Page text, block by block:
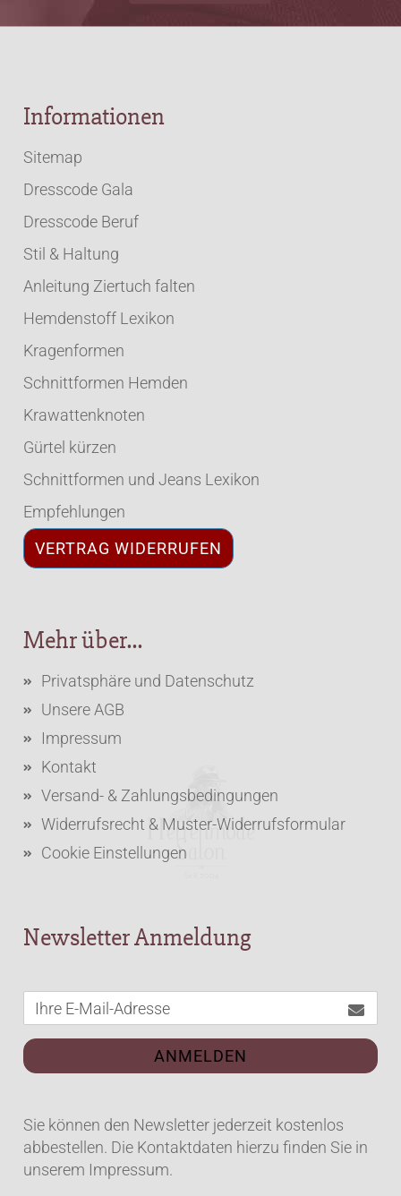
Informationen
Sitemap
Dresscode Gala
Dresscode Beruf
Stil & Haltung
Anleitung Ziertuch falten
Hemdenstoff Lexikon
Kragenformen
Schnittformen Hemden
Krawattenknoten
Gürtel kürzen
Schnittformen und Jeans Lexikon
Empfehlungen
VERTRAG WIDERRUFEN
Mehr über...
Privatsphäre und Datenschutz
Unsere AGB
Impressum
Kontakt
Versand- & Zahlungsbedingungen
Widerrufsrecht & Muster-Widerrufsformular
Cookie Einstellungen
Newsletter Anmeldung
ANMELDEN
Sie können den Newsletter jederzeit kostenlos
abbestellen. Die Kontaktdaten hierzu finden Sie in
unserem Impressum.